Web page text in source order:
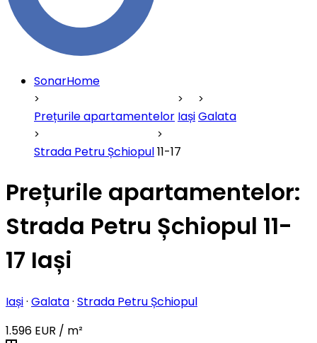
SonarHome
Prețurile apartamentelor IașiGalata
Strada Petru Șchiopul11-17
Prețurile apartamentelor:
Strada Petru Șchiopul 11-
17 Iași
Iași· Galata· Strada Petru Șchiopul
1.596 EUR / m²